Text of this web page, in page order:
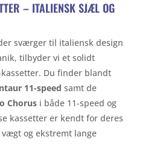
– ITALIENSK SJÆL OG
sværger til italiensk design
tilbyder vi et solidt
Du finder blandt
11-speed samt de
Chorusi både 11-speed og
kassetter er kendt for deres
og ekstremt lange